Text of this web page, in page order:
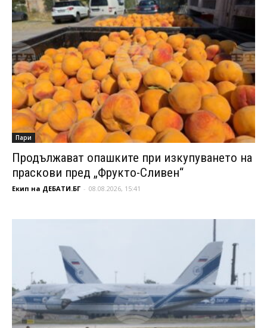
Пари
Продължават опашките при изкупуването на
праскови пред „Фрукто-Сливен“
Екип на ДЕБАТИ.БГ - 08.08.2026, 15:41